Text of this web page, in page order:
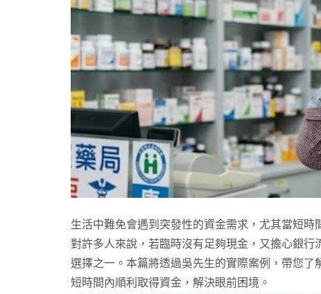
生活中難免會遇到突發性的資金需求，尤其當短
對許多人來說，若臨時沒有足夠現金，又擔心銀
選擇之一。本篇將透過吳先生的實際案例，帶您
短時間內順利取得資金，解決眼前困境。